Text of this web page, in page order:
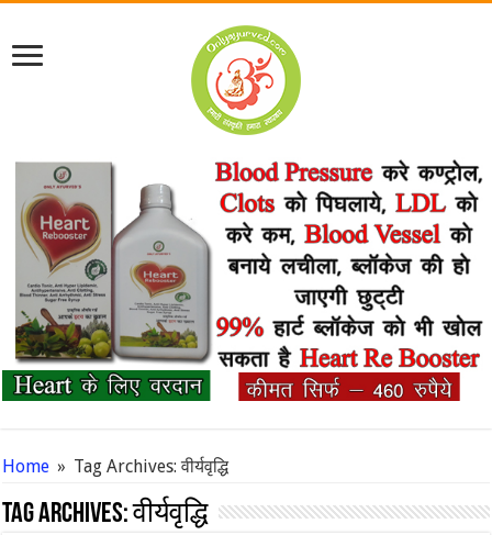
Home » Tag Archives: वीर्यवृद्धि
Tag Archives:वीर्यवृद्धि